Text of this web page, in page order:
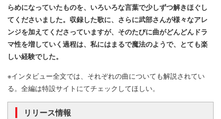
らめになっていたものを、いろいろな言葉で少しずつ解きほぐし
てくださいました。収録した歌に、さらに武部さんが様々なアレ
ンジを加えてくださっていますが、そのたびに曲がどんどんドラ
マ性を増していく過程は、私にはまるで魔法のようで、とても楽
しい経験でした。
※インタビュー全文では、それぞれの曲についても解説されてい
る。全編は特設サイトにてチェックしてほしい。
リリース情報